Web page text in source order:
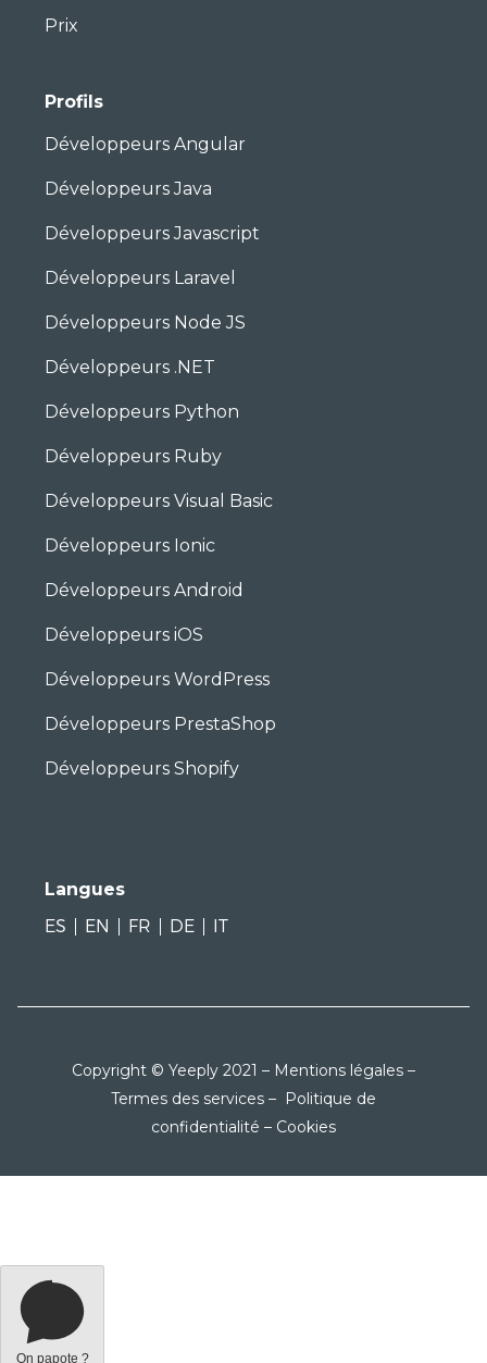
Prix
Profils
Développeurs Angular
Développeurs Java
Développeurs Javascript
Développeurs Laravel
Développeurs Node JS
Développeurs .NET
Développeurs Python
Développeurs Ruby
Développeurs Visual Basic
Développeurs Ionic
Développeurs Android
Développeurs iOS
Développeurs WordPress
Développeurs PrestaShop
Développeurs Shopify
Langues
ES
EN FR DE IT
Copyright © Yeeply 2021 – Mentions légales –
Termes des services – Politique de
confidentialité – Cookies
On papote ?